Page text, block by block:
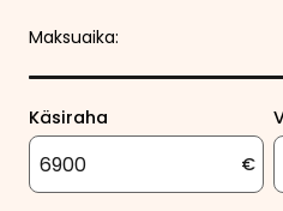
Maksuaika:
Käsiraha
€